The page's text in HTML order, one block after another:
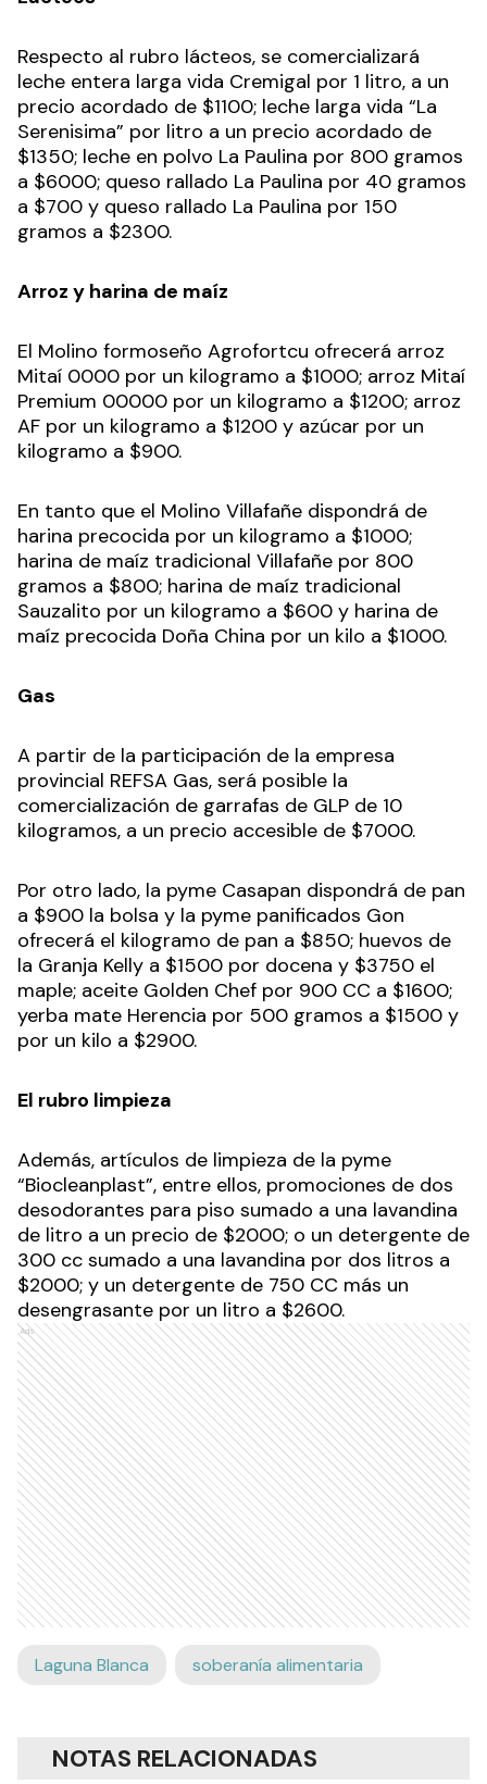
Respecto al rubro lácteos, se comercializará
leche entera larga vida Cremigal por 1 litro, a un
precio acordado de $1100; leche larga vida “La
Serenisima” por litro a un precio acordado de
$1350; leche en polvo La Paulina por 800 gramos
a $6000; queso rallado La Paulina por 40 gramos
a $700 y queso rallado La Paulina por 150
gramos a $2300.
Arroz y harina de maíz
El Molino formoseño Agrofortcu ofrecerá arroz
Mitaí 0000 por un kilogramo a $1000; arroz Mitaí
Premium 00000 por un kilogramo a $1200; arroz
AF por un kilogramo a $1200 y azúcar por un
kilogramo a $900.
En tanto que el Molino Villafañe dispondrá de
harina precocida por un kilogramo a $1000;
harina de maíz tradicional Villafañe por 800
gramos a $800; harina de maíz tradicional
Sauzalito por un kilogramo a $600 y harina de
maíz precocida Doña China por un kilo a $1000.
Gas
A partir de la participación de la empresa
provincial REFSA Gas, será posible la
comercialización de garrafas de GLP de 10
kilogramos, a un precio accesible de $7000.
Por otro lado, la pyme Casapan dispondrá de pan
a $900 la bolsa y la pyme panificados Gon
ofrecerá el kilogramo de pan a $850; huevos de
la Granja Kelly a $1500 por docena y $3750 el
maple; aceite Golden Chef por 900 CC a $1600;
yerba mate Herencia por 500 gramos a $1500 y
por un kilo a $2900.
El rubro limpieza
Además, artículos de limpieza de la pyme
“Biocleanplast”, entre ellos, promociones de dos
desodorantes para piso sumado a una lavandina
de litro a un precio de $2000; o un detergente de
300 cc sumado a una lavandina por dos litros a
$2000; y un detergente de 750 CC más un
desengrasante por un litro a $2600.
Ads
Laguna Blanca soberanía alimentaria
NOTAS RELACIONADAS